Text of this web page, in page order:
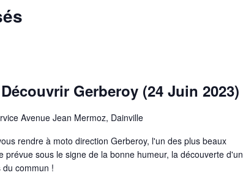
Gerberoy (24 Juin 2023)
Avenue Jean Mermoz, Dainville
rendre à moto direction Gerberoy, l'un des plus beaux
prévue sous le signe de la bonne humeur, la découverte d'un
commun !